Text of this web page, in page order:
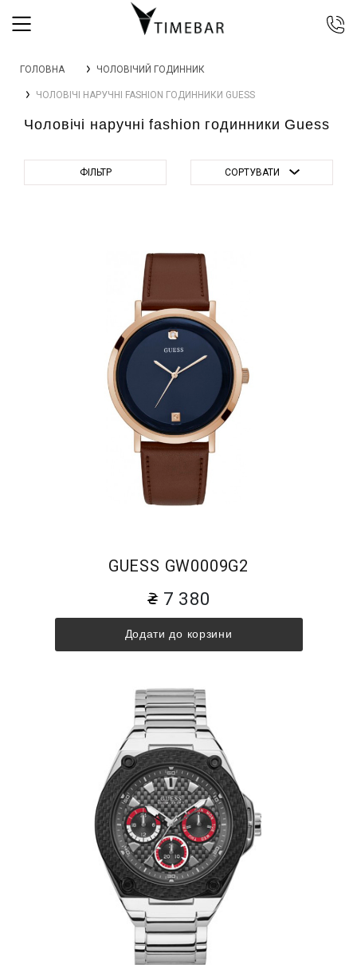
044 392 44 45
067 344 14 44 (viber)
0 800 305 805
ГОЛОВНА ЧОЛОВІЧИЙ ГОДИННИК
ЧОЛОВІЧІ НАРУЧНІ FASHION ГОДИННИКИ GUESS
Чоловічі наручні fashion годинники Guess
ФІЛЬТР СОРТУВАТИ
GUESS GW0009G2
7 380
Додати до корзини